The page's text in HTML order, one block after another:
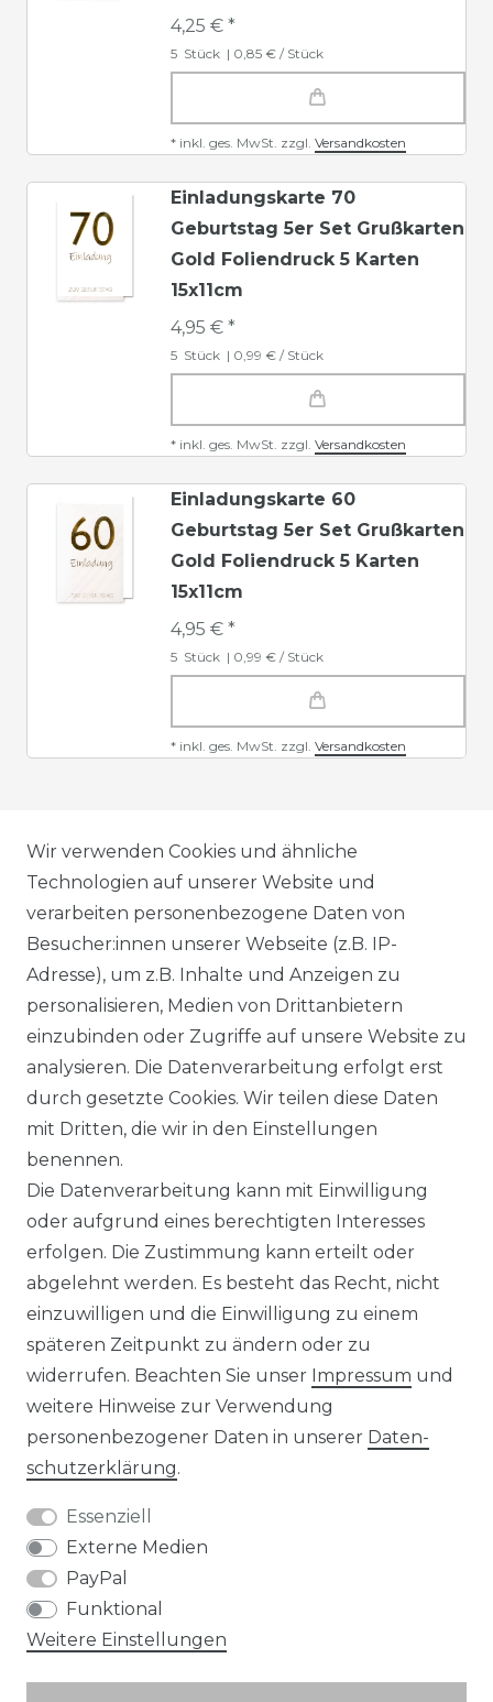
4,25 € *
5 Stück | 0,85 € / Stück
* inkl. ges. MwSt. zzgl. Versandkosten
Einladungskarte 70
Geburtstag 5er Set Grußkarten
Gold Foliendruck 5 Karten
15x11cm
4,95 € *
5 Stück | 0,99 € / Stück
* inkl. ges. MwSt. zzgl. Versandkosten
Einladungskarte 60
Geburtstag 5er Set Grußkarten
Gold Foliendruck 5 Karten
15x11cm
4,95 € *
5 Stück | 0,99 € / Stück
* inkl. ges. MwSt. zzgl. Versandkosten
AGB
DATENSCHUTZERKLÄRUNG
WIDERRUFSRECHT
IMPRESSUM
KONTAKT
Unsere Zahlungsmöglichkeiten
Wir versenden mit
Wir verwenden Cookies und ähnliche
Technologien auf unserer Website und
verarbeiten personenbezogene Daten von
Besucher:innen unserer Webseite (z.B. IP-
Adresse), um z.B. Inhalte und Anzeigen zu
personalisieren, Medien von Drittanbietern
einzubinden oder Zugriffe auf unsere Website zu
analysieren. Die Datenverarbeitung erfolgt erst
durch gesetzte Cookies. Wir teilen diese Daten
mit Dritten, die wir in den Einstellungen
benennen.
Die Datenverarbeitung kann mit Einwilligung
oder aufgrund eines berechtigten Interesses
erfolgen. Die Zustimmung kann erteilt oder
abgelehnt werden. Es besteht das Recht, nicht
einzuwilligen und die Einwilligung zu einem
späteren Zeitpunkt zu ändern oder zu
widerrufen. Beachten Sie unser Impressum und
weitere Hinweise zur Verwendung
personenbezogener Daten in unserer Daten­
schutz­erklärung.
Essenziell
Externe Medien
PayPal
Funktional
Weitere Einstellungen